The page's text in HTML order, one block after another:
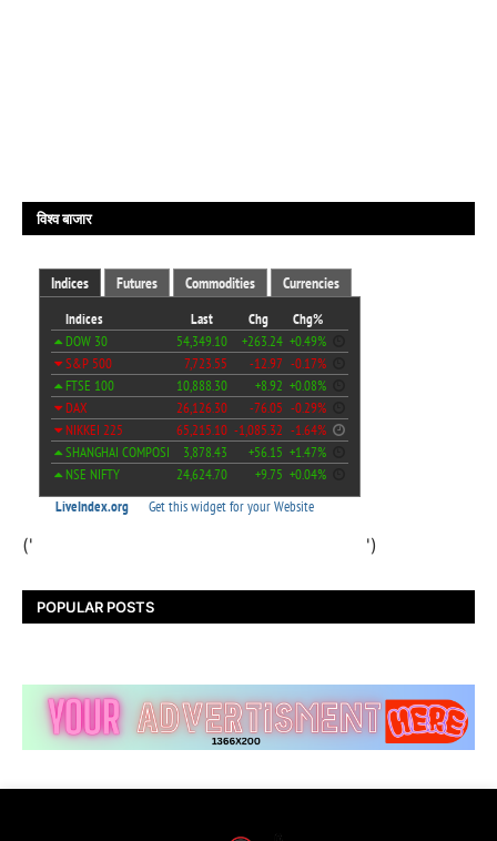
विश्व बाजार
(' ')
POPULAR POSTS